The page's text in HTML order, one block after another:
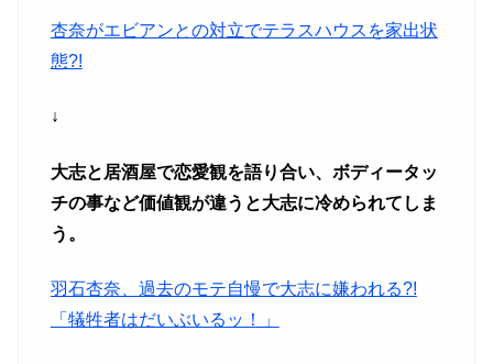
杏奈がエビアンとの対立でテラスハウスを家出状
態?!
↓
大志と居酒屋で恋愛観を語り合い、ボディータッ
チの事など価値観が違うと大志に冷められてしま
う。
羽石杏奈、過去のモテ自慢で大志に嫌われる?!
「犠牲者はだいぶいるッ！」